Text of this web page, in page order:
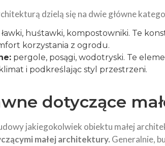
dzielą się na dwie główne
ławki, huśtawki, kompostowniki. Te
korzystania z ogrodu.
pergole, posągi, wodotryski. Te
i podkreślając styl przestrzeni.
dotyczące
jakiegokolwiek obiektu małej
małej architektury. Generalnie,